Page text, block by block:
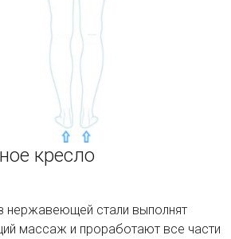
кресло
нержавеющей стали выполнят
массаж и проработают все части